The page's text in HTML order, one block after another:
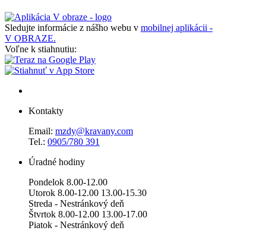
Sledujte informácie z nášho webu v mobilnej aplikácii -
V OBRAZE.
Voľne k stiahnutiu:
Kontakty
Email: mzdy@kravany.com
Tel.: 0905/780 391
Úradné hodiny
Pondelok 8.00-12.00
Utorok 8.00-12.00 13.00-15.30
Streda - Nestránkový deň
Štvrtok 8.00-12.00 13.00-17.00
Piatok - Nestránkový deň